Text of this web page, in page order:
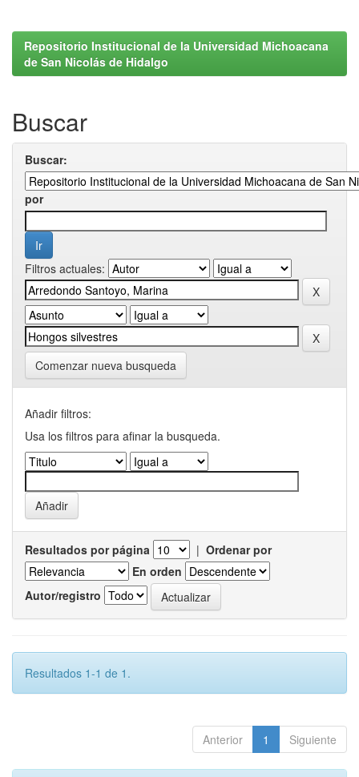
Repositorio Institucional de la Universidad Michoacana
de San Nicolás de Hidalgo
Buscar
Buscar:
por
Filtros actuales:
Comenzar nueva busqueda
Añadir filtros:
Usa los filtros para afinar la busqueda.
Resultados por página | Ordenar por
En orden
Autor/registro
Resultados 1-1 de 1.
Anterior 1 Siguiente